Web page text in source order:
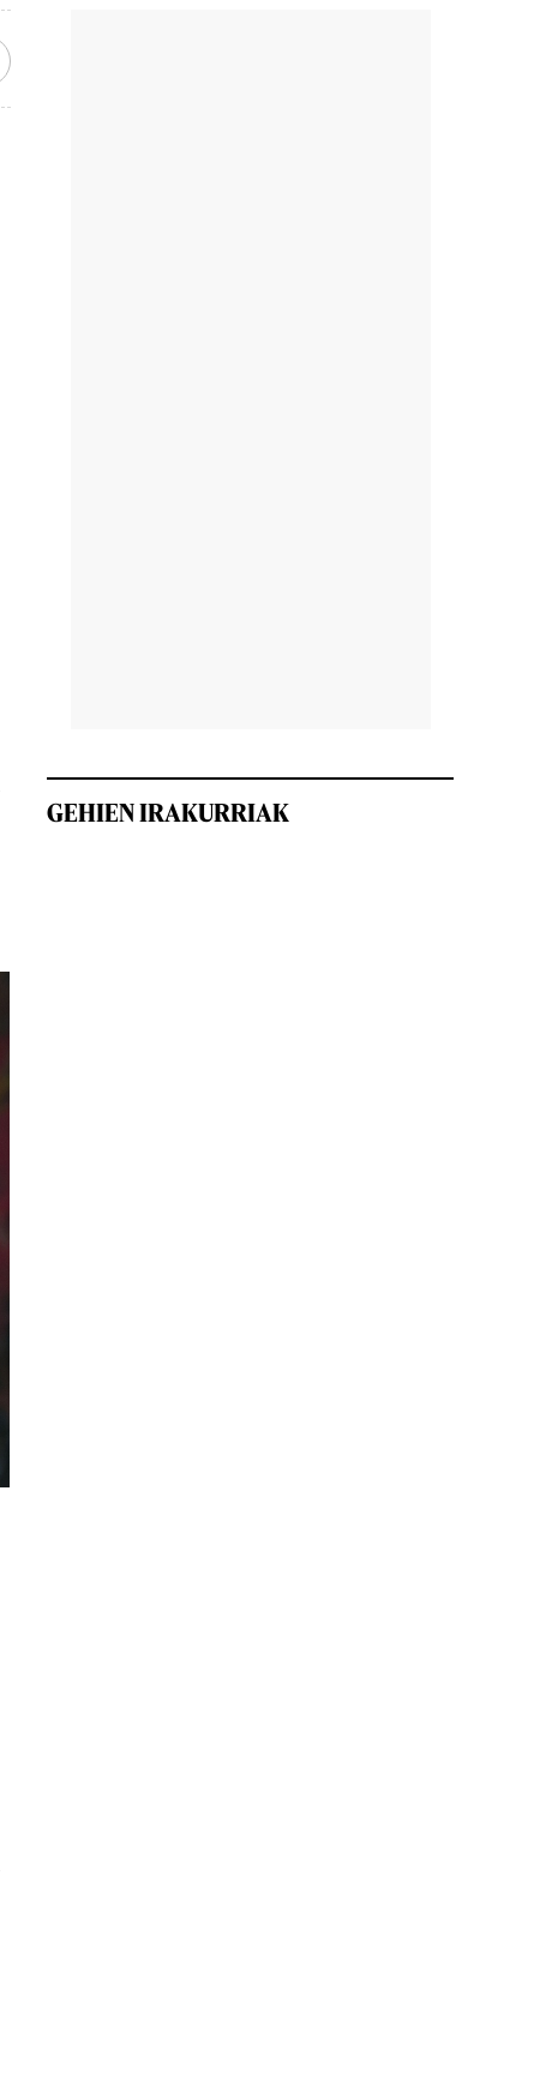
GEHIEN IRAKURRIAK